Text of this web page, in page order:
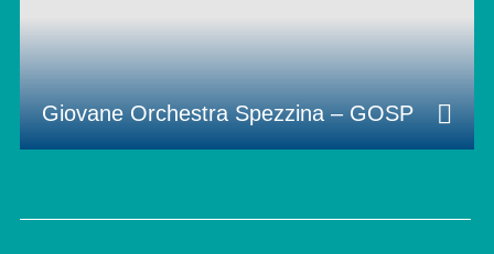
Giovane Orchestra Spezzina – GOSP